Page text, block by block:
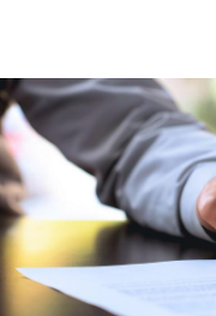
compliance-man-